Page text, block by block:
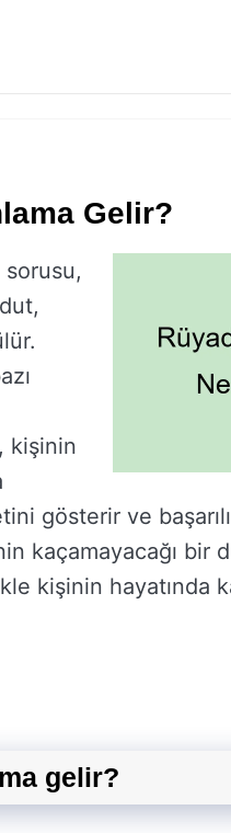
Gelir?
sorusu,
kişinin
gösterir ve
kaçamayacağı bir
kişinin hayatında
gelir?